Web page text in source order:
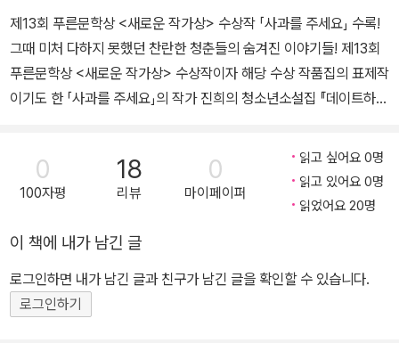
제13회 푸른문학상 <새로운 작가상> 수상작 「사과를 주세요」 수록!
그때 미처 다하지 못했던 찬란한 청춘들의 숨겨진 이야기들! 제13회
푸른문학상 <새로운 작가상> 수상작이자 해당 수상 작품집의 표제작
이기도 한 「사과를 주세요」의 작가 진희의 청소년소설집 『데이트하
가, 제9회 푸른문학상에 단편동화가 각각 당선되어 활동을 시작한 진
희 는 그 후 청소년소설로까지 장르를 넓혔고, 단편청소년소설로 제1
3회 푸른문학상을 수상하며 한껏 물오른 그의 역량을 아낌없이 발휘
으로 채택한 작품으로 “학교 선생님의 불의에 항의하는 ‘의지’라는 여
학생을 등장시켜 지금 우리에게 정말 필요한 ‘의지의 힘’이 무엇인지
다시 한 번 돌아보게 했다”, “단단한 문장력에 재미있는 구성이 돋보
였고 가벼운 흐름도 오히려 장점으로 읽히는 작품이다”라는 극찬을
0
100자평
18
리뷰
0
마이페이퍼
읽고 싶어요 0명
읽고 있어요 0명
읽었어요 20명
이 책에 내가 남긴 글
로그인하면 내가 남긴 글과 친구가 남긴 글을 확인할 수 있습니다.
로그인하기